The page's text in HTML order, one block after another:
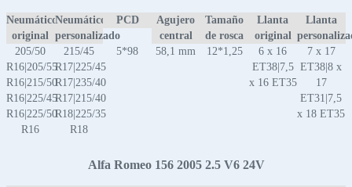
Neumático
original
Neumático
personalizado
PCD
Agujero
central
Tamaño
de rosca
Llanta
original
Llanta
205/50
R16|205/55
R16|215/50
R16|225/45
R16|225/50
R16
215/45
R17|225/45
R17|235/40
R17|215/40
R18|225/35
R18
5*98 58,1 mm 12*1,25
6 x 16
ET38|7,5
x 16 ET35
7 x 17
ET38|8 x
17
ET31|7,5
x 18 ET35
Alfa Romeo 156 2005 2.5 V6 24V